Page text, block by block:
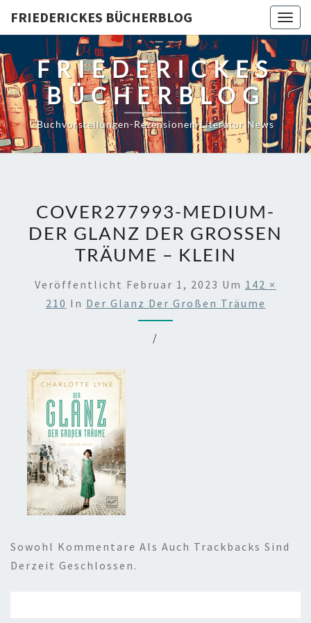
content
FRIEDERICKES BÜCHERBLOG
FRIEDERICKES
BÜCHERBLOG
Buchvorstellungen-Rezensionen-Literatur News
COVER277993-MEDIUM-
DER GLANZ DER GROSSEN T
RÄUME – KLEIN
Veröffentlicht Februar 1, 2023 Um 142 ×
210 In Der Glanz Der Großen Träume
/
Sowohl Kommentare Als Auch Trackbacks Sind
Derzeit Geschlossen.